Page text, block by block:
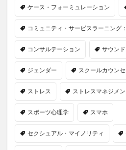
ケース・フォーミュレーション
コミュニティ・サービスラーニング：
コンサルテーション サウン
ジェンダー スクールカウン
ストレス ストレスマネジメン
スポーツ心理学 スマホ
セクシュアル・マイノリティ